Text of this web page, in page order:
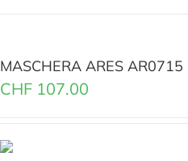
MASCHERA ARES AR0715
CHF 107.00